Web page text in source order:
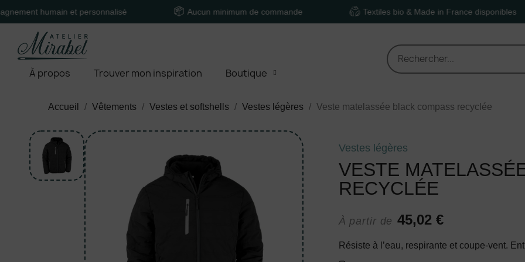
humain et personnalisé Aucun minimum de commande Textiles bio & Made in France disponibles
À propos Trouver mon inspiration Boutique
Accueil Vêtements Vestes et softshells Vestes légères Veste matelassée black compass recyclée
Vestes légères
VESTE
RECYCLÉE
À partir de 45,02 €
Résiste à l’eau, respirante et coupe-vent.